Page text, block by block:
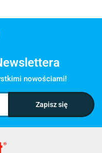
nowościami!